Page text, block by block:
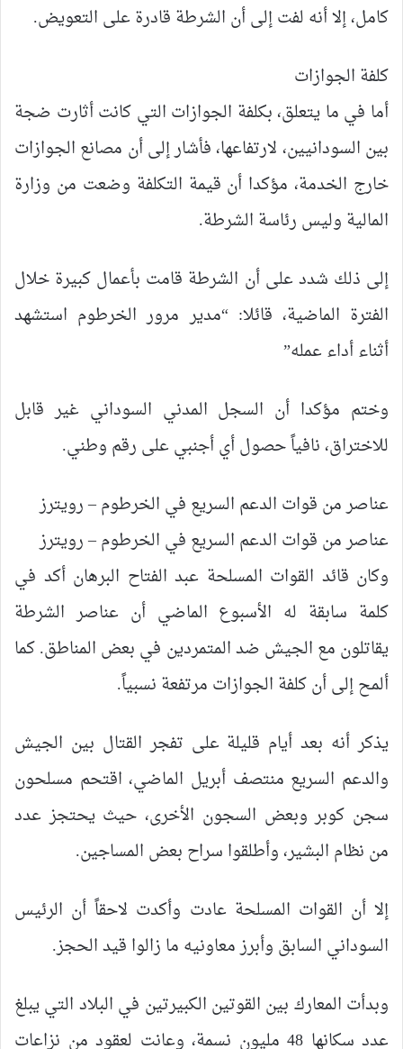
كامل، إلا أنه لفت إلى أن الشرطة قادرة على التعويض.
كلفة الجوازات
أما في ما يتعلق، بكلفة الجوازات التي كانت أثارت ضجة
بين السودانيين، لارتفاعها، فأشار إلى أن مصانع الجوازات
خارج الخدمة، مؤكدا أن قيمة التكلفة وضعت من وزارة
المالية وليس رئاسة الشرطة.
إلى ذلك شدد على أن الشرطة قامت بأعمال كبيرة خلال
الفترة الماضية، قائلا: “مدير مرور الخرطوم استشهد
أثناء أداء عمله”
وختم مؤكدا أن السجل المدني السوداني غير قابل
للاختراق، نافياً حصول أي أجنبي على رقم وطني.
عناصر من قوات الدعم السريع في الخرطوم – رويترز
عناصر من قوات الدعم السريع في الخرطوم – رويترز
وكان قائد القوات المسلحة عبد الفتاح البرهان أكد في
كلمة سابقة له الأسبوع الماضي أن عناصر الشرطة
يقاتلون مع الجيش ضد المتمردين في بعض المناطق. كما
ألمح إلى أن كلفة الجوازات مرتفعة نسبياً.
يذكر أنه بعد أيام قليلة على تفجر القتال بين الجيش
والدعم السريع منتصف أبريل الماضي، اقتحم مسلحون
سجن كوبر وبعض السجون الأخرى، حيث يحتجز عدد
من نظام البشير، وأطلقوا سراح بعض المساجين.
إلا أن القوات المسلحة عادت وأكدت لاحقاً أن الرئيس
السوداني السابق وأبرز معاونيه ما زالوا قيد الحجز.
وبدأت المعارك بين القوتين الكبيرتين في البلاد التي يبلغ
عدد سكانها 48 مليون نسمة، وعانت لعقود من نزاعات